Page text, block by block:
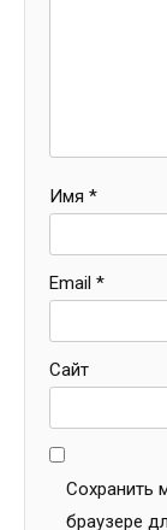
Имя *
Email *
Сайт
Сохранить
браузере